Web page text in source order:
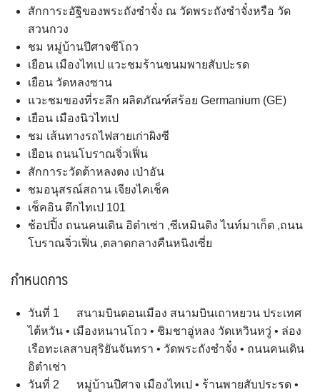
สักการะอัฐิของพระถังซำจั๋ง ณ วัดพระถังซำจั๋งหรือ วัด
สวนกวง
ชม หมู่บ้านปีศาจซีโถว
เยือน เมืองไทเป แวะชมร้านขนมพายสับปะรด
เยือน วัดหลงซาน
แวะชมของที่ระลึก ผลิตภัณฑ์สร้อย Germanium (GE)
เยือน เมืองนิวไทเป
ชม เส้นทางรถไฟสายเก่าผิงซี
เยือน ถนนโบราณจิ่วเฟิ่น
สักการะวัดต้าหลงตง เป่าอัน
ชมอนุสรณ์สถาน เจียงไคเช็ค
เช็คอิน ตึกไทเป 101
ช้อปปิ้ง ถนนคนเดิน อิต๋าเซ่า ,ซีเหมินติง ไนท์มาเก็ต ,ถนน
โบราณจิ่วเฟิ่น ,ตลาดกลางคืนหนิงเซี่ย
กำหนดการ
วันที่ 1 สนามบินดอนเมือง สนามบินเถาหยวน ประเทศ
ไต้หวัน • เมืองหนานโถว • ชิมชาอู่หลง วัดเหวินหวู่ • ล่อง
เรือทะเลสาบสุริยันจันทรา • วัดพระถังซำจั๋ง • ถนนคนเดิน
อิต๋าเช่า
วันที่ 2 หมู่บ้านปีศาจ เมืองไทเป • ร้านพายสับประรด •